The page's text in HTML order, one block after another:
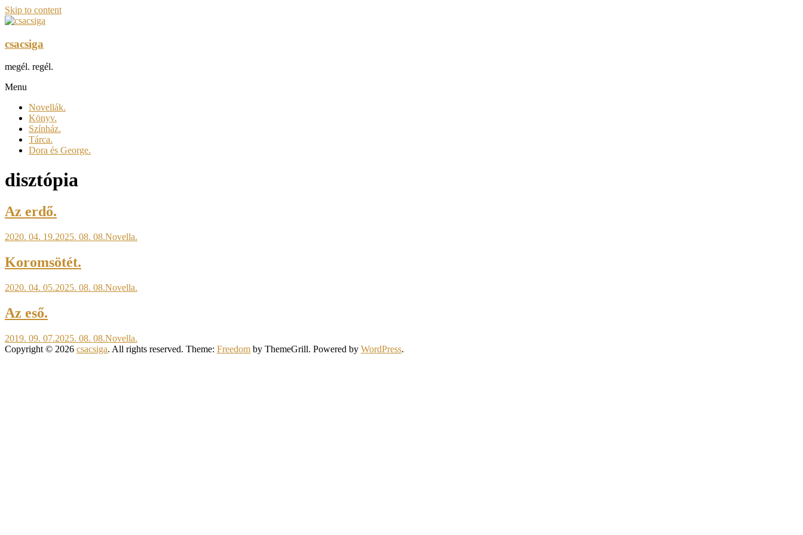
Skip to content
csacsiga
megél. regél.
Menu
Novellák.
Könyv.
Színház.
Tárca.
Dora és George.
disztópia
Az erdő.
2020. 04. 19.2025. 08. 08.Novella.
Koromsötét.
2020. 04. 05.2025. 08. 08.Novella.
Az eső.
2019. 09. 07.2025. 08. 08.Novella.
Copyright © 2026 csacsiga. All rights reserved. Theme: Freedom by ThemeGrill. Powered by WordPress.